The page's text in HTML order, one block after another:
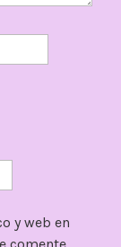
y web en
comente.